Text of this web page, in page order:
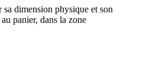
dimension physique et son
panier, dans la zone